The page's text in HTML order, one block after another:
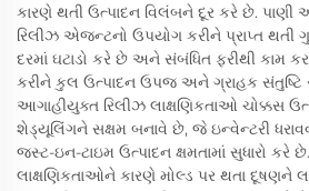
કારણે થતી ઉત્પાદન વિલંબને દૂર કરે છે. પાણી
રિલીઝ એજન્ટનો ઉપયોગ કરીને પ્રાપ્ત થતી
દરમાં ઘટાડો કરે છે અને સંબંધિત ફરીથી કામ
કરીને કુલ ઉત્પાદન ઉપજ અને ગ્રાહક સંતુષ્ટિ
આગાહીયુક્ત રિલીઝ લાક્ષણિકતાઓ ચોક્કસ
શેડ્યૂલિંગને સક્ષમ બનાવે છે, જે ઇન્વેન્ટરી
જસ્ટ-ઇન-ટાઇમ ઉત્પાદન ક્ષમતામાં સુધારો કરે
લાક્ષણિકતાઓને કારણે મોલ્ડ પર થતા